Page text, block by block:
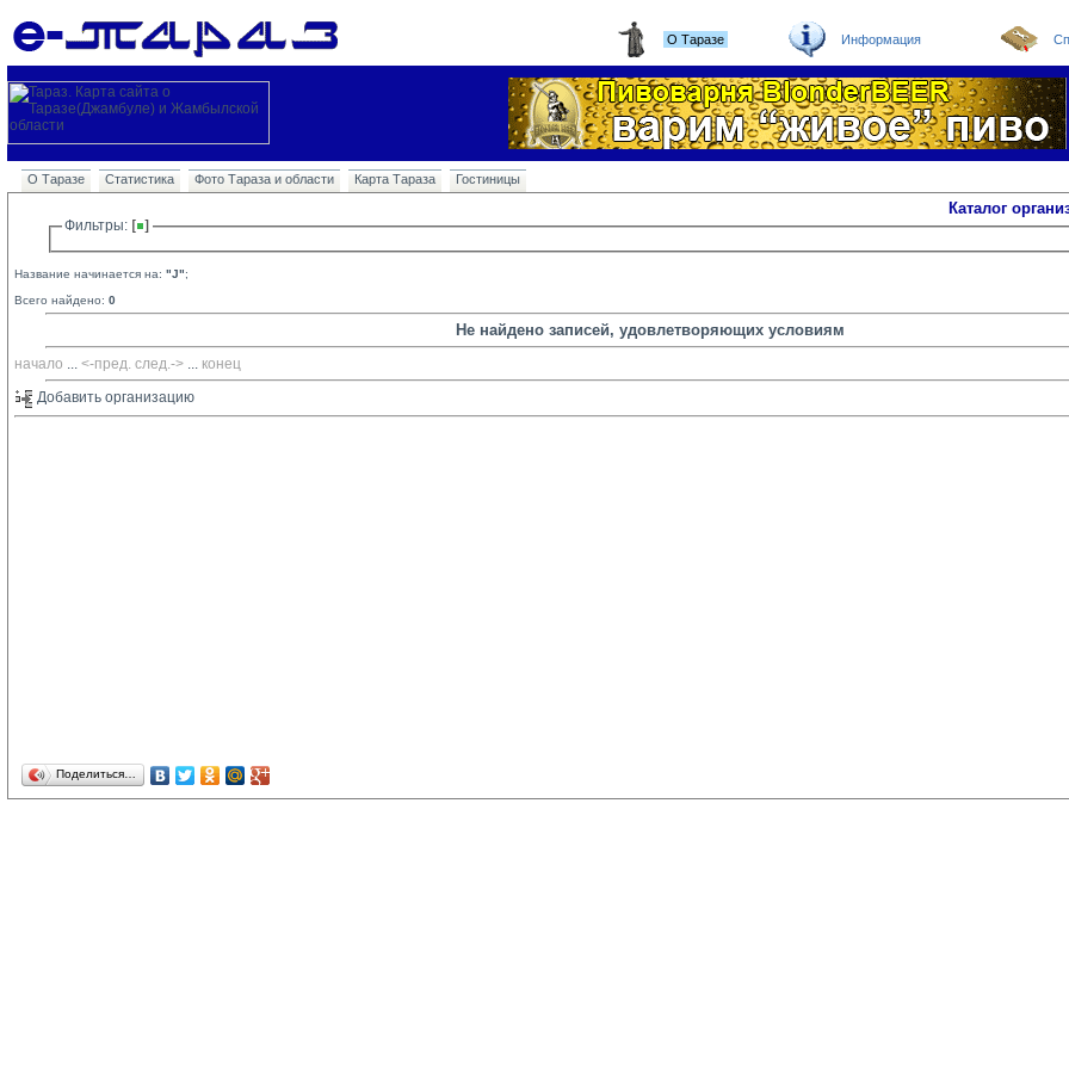
О Таразе Информация
О Таразе Статистика Фото Тараза и области Карта Тараза Гостиницы
Каталог
Фильтры:
Название начинается на: "J";
Всего найдено: 0
Не найдено записей, удовлетворяющих условиям
начало ... <-пред. след.-> ... конец
Добавить организацию
Поделиться…